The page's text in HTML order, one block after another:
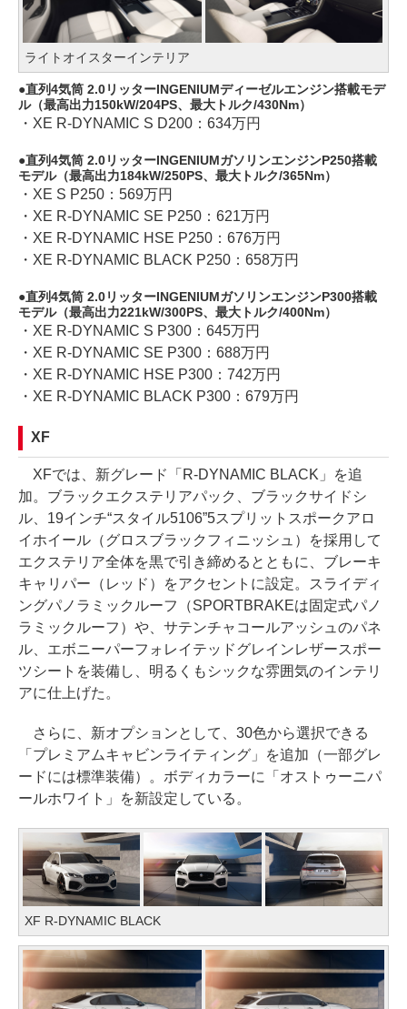
ライトオイスターインテリア
直列4気筒 2.0リッターINGENIUMディーゼルエンジン搭載モデ
ル（最高出力150kW/204PS、最大トルク/430Nm）
・XE R-DYNAMIC S D200：634万円
直列4気筒 2.0リッターINGENIUMガソリンエンジンP250搭載
モデル（最高出力184kW/250PS、最大トルク/365Nm）
・XE S P250：569万円
・XE R-DYNAMIC SE P250：621万円
・XE R-DYNAMIC HSE P250：676万円
・XE R-DYNAMIC BLACK P250：658万円
直列4気筒 2.0リッターINGENIUMガソリンエンジンP300搭載
モデル（最高出力221kW/300PS、最大トルク/400Nm）
・XE R-DYNAMIC S P300：645万円
・XE R-DYNAMIC SE P300：688万円
・XE R-DYNAMIC HSE P300：742万円
・XE R-DYNAMIC BLACK P300：679万円
XF
XFでは、新グレード「R-DYNAMIC BLACK」を追
加。ブラックエクステリアパック、ブラックサイドシ
ル、19インチ“スタイル5106”5スプリットスポークアロ
イホイール（グロスブラックフィニッシュ）を採用して
エクステリア全体を黒で引き締めるとともに、ブレーキ
キャリパー（レッド）をアクセントに設定。スライディ
ングパノラミックルーフ（SPORTBRAKEは固定式パノ
ラミックルーフ）や、サテンチャコールアッシュのパネ
ル、エボニーパーフォレイテッドグレインレザースポー
ツシートを装備し、明るくもシックな雰囲気のインテリ
アに仕上げた。
さらに、新オプションとして、30色から選択できる
「プレミアムキャビンライティング」を追加（一部グレ
ードには標準装備）。ボディカラーに「オストゥーニパ
ールホワイト」を新設定している。
XF R-DYNAMIC BLACK